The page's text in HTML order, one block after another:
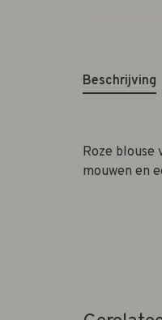
Beschrijving
Roze blouse
mouwen en